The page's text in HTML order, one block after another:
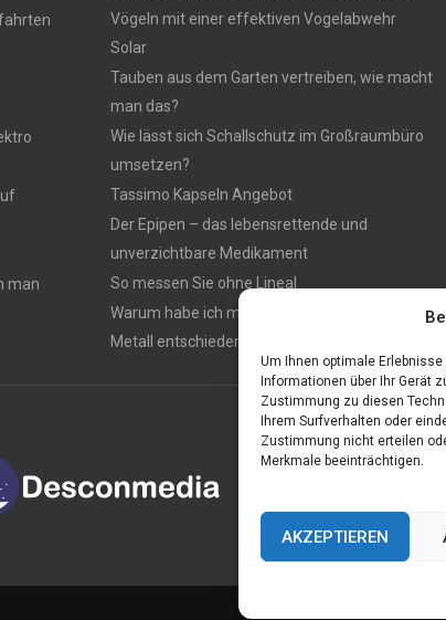
Um Ihnen optimale
Informationen über Ihr Gerät
Zustimmung zu diesen
Ihrem Surfverhalten oder
Zustimmung nicht erteilen
Merkmale beeinträchtigen.
AKZEPTIEREN
man
Vögeln mit einer effektiven Vogelabwehr
Solar
Tauben aus dem Garten vertreiben, wie macht
man das?
Wie lässt sich Schallschutz im Großraumbüro
umsetzen?
Tassimo Kapseln Angebot
Der Epipen – das lebensrettende und
unverzichtbare Medikament
So messen Sie ohne Lineal
Warum habe ich mich für einen Zaun aus
Metall entschieden ?